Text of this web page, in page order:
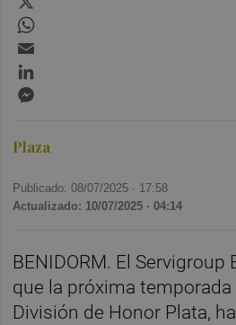
Plaza
Publicado: 08/07/2025 · 17:58
Actualizado: 10/07/2025 · 04:14
BENIDORM. El
que la próxima
División de Honor Plata,